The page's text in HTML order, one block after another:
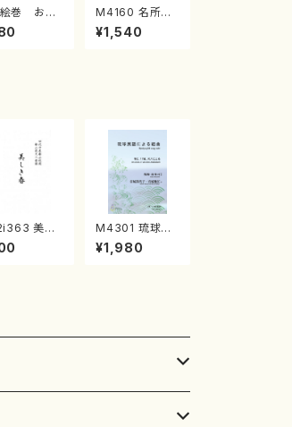
絵巻 お江
橋
M4160 名所土
産《箏曲楽譜》
（箏/宮城喜代
¥1,540
美し
尺八/久本
譜）都山
M4301 琉球民
謡による組曲
（箏/牧野由多可
¥1,980